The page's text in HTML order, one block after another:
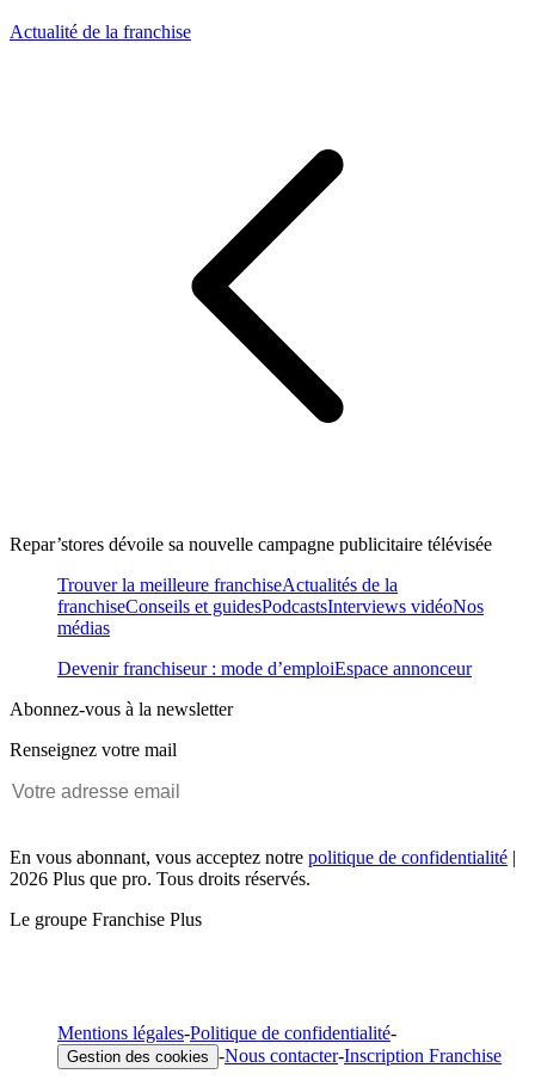
Actualité de la franchise
Repar’stores dévoile sa nouvelle campagne publicitaire télévisée
Trouver la meilleure franchiseActualités de la
franchiseConseils et guidesPodcastsInterviews vidéoNos
médias
Devenir franchiseur : mode d’emploiEspace annonceur
Abonnez-vous à la newsletter
Renseignez votre mail
En vous abonnant, vous acceptez notre politique de confidentialité |
2026 Plus que pro. Tous droits réservés.
Le groupe Franchise Plus
Mentions légales-Politique de confidentialité-
Gestion des cookies -Nous contacter-Inscription Franchise